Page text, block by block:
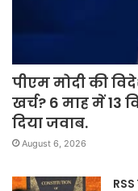
पीएम मोदी की
खर्च? 6 माह में 13
दिया जवाब.
August 6, 2026